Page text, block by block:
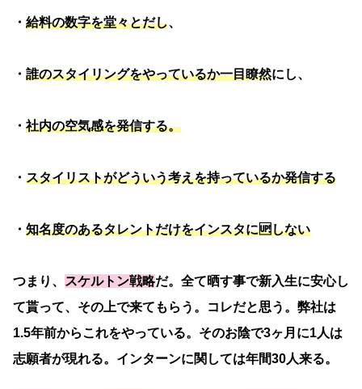
・ 給料の数字を堂々とだし、
・ 誰のスタイリングをやっているか一目瞭然にし、
・ 社内の空気感を発信する。
・ スタイリストがどういう考えを持っているか発信する
・ 知名度のあるタレントだけをインスタに🆙しない
つまり、 スケルトン戦略だ。全て晒す事で新入生に安心し
て貰って、その上で来てもらう。コレだと思う。弊社は
1.5年前からこれをやっている。そのお陰で3ヶ月に1人は
志願者が現れる。インターンに関しては年間30人来る。